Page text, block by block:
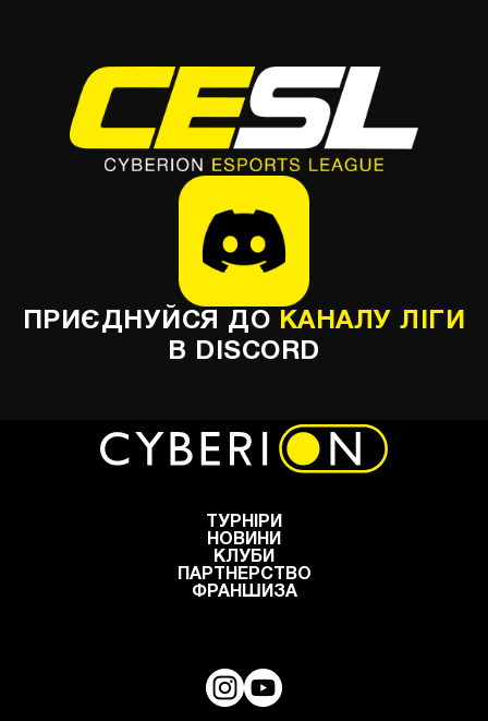
ПРИЄДНУЙСЯ ДО КАНАЛУ ЛІГИ
В DISCORD
ТУРНІРИ
НОВИНИ
КЛУБИ
ПАРТНЕРСТВО
ФРАНШИЗА